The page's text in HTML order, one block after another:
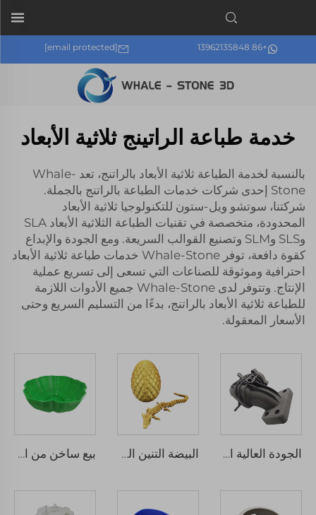
+86 13962135848
[email protected]
خدمة طباعة الراتينج ثلاثية الأبعاد
بالنسبة لخدمة الطباعة ثلاثية الأبعاد بالراتنج، تعد Whale-
Stone إحدى شركات خدمات الطباعة بالراتنج بالجملة.
شركتنا، سوتشو ويل-ستون للتكنولوجيا ثلاثية الأبعاد
المحدودة، متخصصة في تقنيات الطباعة الثلاثية الأبعاد SLA
وSLS وSLM وتصنيع القوالب السريعة. ومع الجودة والإبداع
كقوة دافعة، توفر Whale-Stone خدمات طباعة ثلاثية الأبعاد
احترافية وموثوقة للصناعات التي تسعى إلى تسريع عملية
الإنتاج. وتتوفر لدى Whale-Stone جميع الأدوات اللازمة
للطباعة ثلاثية الأبعاد بالراتنج، بدءًا من التسليم السريع وحتى
الأسعار المعقولة.
الجودة العالية الطلب PA6 نايلون 3D طباعة قطع SLS خدمات التصنيع النموذجي السريع البيضة التنين المطبوعة ثلاثي الأبعاد الفن التنين الكريستالي المفصل ثلاثي الأبعاد مفاجأة هدية التنين الصيني خيوط الطابعة ثلاثية الأبعاد الطباعة بيع ساخن من الجودة العالية ABS PVC الراتنج الصب الفراغ لأجزاء النموذج